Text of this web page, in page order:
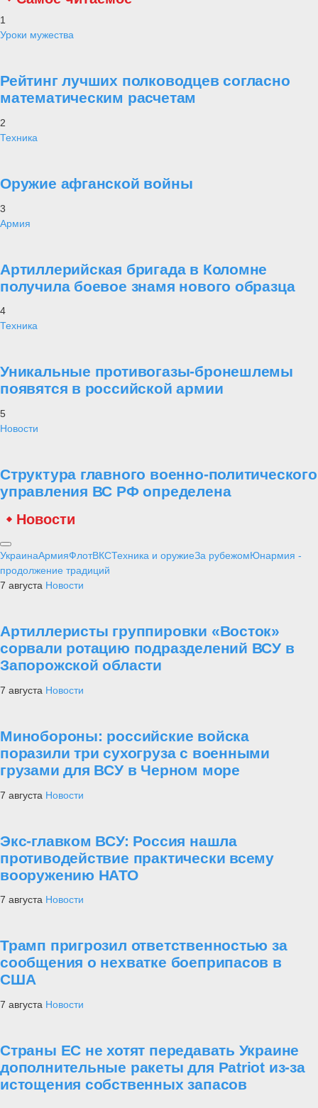
1
Уроки мужества
Рейтинг лучших полководцев согласно
математическим расчетам
2
Техника
Оружие афганской войны
3
Армия
Артиллерийская бригада в Коломне
получила боевое знамя нового образца
4
Техника
Уникальные противогазы-бронешлемы
появятся в российской армии
5
Новости
Структура главного военно-политического
управления ВС РФ определена
Новости
УкраинаАрмияФлотВКСТехника и оружиеЗа рубежомЮнармия -
продолжение традиций
7 августа Новости
Артиллеристы группировки «Восток»
сорвали ротацию подразделений ВСУ в
Запорожской области
7 августа Новости
Минобороны: российские войска
поразили три сухогруза с военными
грузами для ВСУ в Черном море
7 августа Новости
Экс-главком ВСУ: Россия нашла
противодействие практически всему
вооружению НАТО
7 августа Новости
Трамп пригрозил ответственностью за
сообщения о нехватке боеприпасов в
США
7 августа Новости
Страны ЕС не хотят передавать Украине
дополнительные ракеты для Patriot из-за
истощения собственных запасов